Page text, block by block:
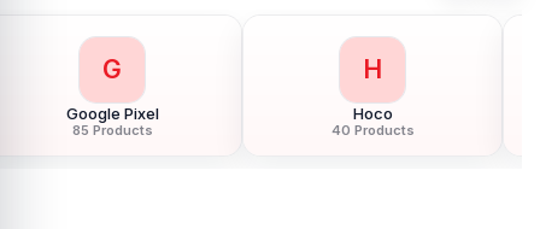
G
Google Pixel
85 Products
H
Hoco
40 Products